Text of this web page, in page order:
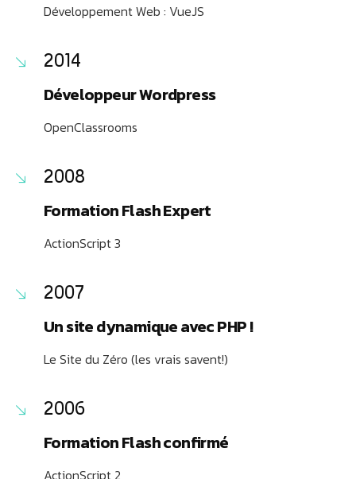
Développement Web : VueJS
2014
Développeur Wordpress
OpenClassrooms
2008
Formation Flash Expert
ActionScript 3
2007
Un site dynamique avec PHP !
Le Site du Zéro (les vrais savent!)
2006
Formation Flash confirmé
ActionScript 2